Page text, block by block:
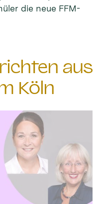
die neue FFM-
aus
Köln